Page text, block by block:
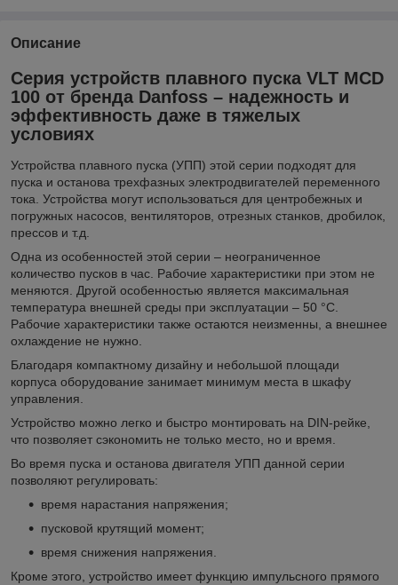
Описание
Серия устройств плавного пуска VLT MCD
100 от бренда Danfoss – надежность и
эффективность даже в тяжелых
условиях
Устройства плавного пуска (УПП) этой серии подходят для
пуска и останова трехфазных электродвигателей переменного
тока. Устройства могут использоваться для центробежных и
погружных насосов, вентиляторов, отрезных станков, дробилок,
прессов и т.д.
Одна из особенностей этой серии – неограниченное
количество пусков в час. Рабочие характеристики при этом не
меняются. Другой особенностью является максимальная
температура внешней среды при эксплуатации – 50 °C.
Рабочие характеристики также остаются неизменны, а внешнее
охлаждение не нужно.
Благодаря компактному дизайну и небольшой площади
корпуса оборудование занимает минимум места в шкафу
управления.
Устройство можно легко и быстро монтировать на DIN-рейке,
что позволяет сэкономить не только место, но и время.
Во время пуска и останова двигателя УПП данной серии
позволяют регулировать:
время нарастания напряжения;
пусковой крутящий момент;
время снижения напряжения.
Кроме этого, устройство имеет функцию импульсного прямого